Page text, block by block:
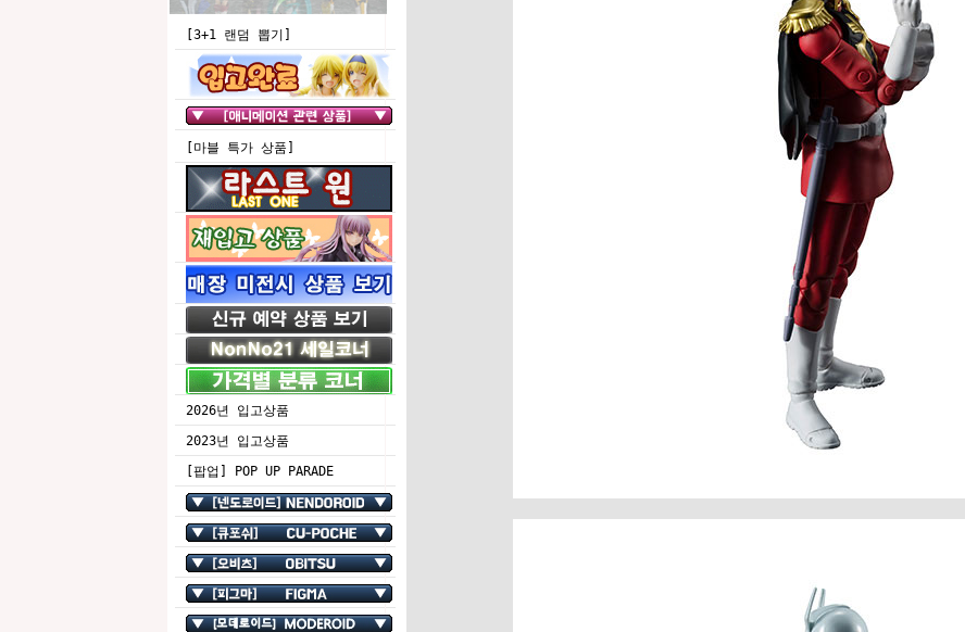
[3+1 랜덤 뽑기]
[마블 특가 상품]
2026년 입고상품
2023년 입고상품
[팝업] POP UP PARADE